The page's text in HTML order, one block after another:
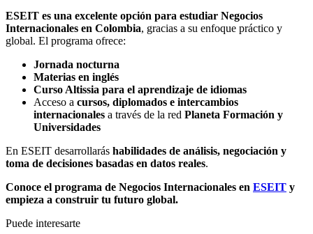
ESEIT es una excelente opción para estudiar Negocios
Internacionales en Colombia, gracias a su enfoque práctico y
global. El programa ofrece:
Jornada nocturna
Materias en inglés
Curso Altissia para el aprendizaje de idiomas
Acceso a cursos, diplomados e intercambios
internacionales a través de la red Planeta Formación y
Universidades
En ESEIT desarrollarás habilidades de análisis, negociación y
toma de decisiones basadas en datos reales.
Conoce el programa de Negocios Internacionales en ESEIT y
empieza a construir tu futuro global.
Puede interesarte